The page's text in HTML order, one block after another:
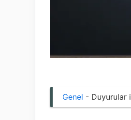
Genel - Duyurular